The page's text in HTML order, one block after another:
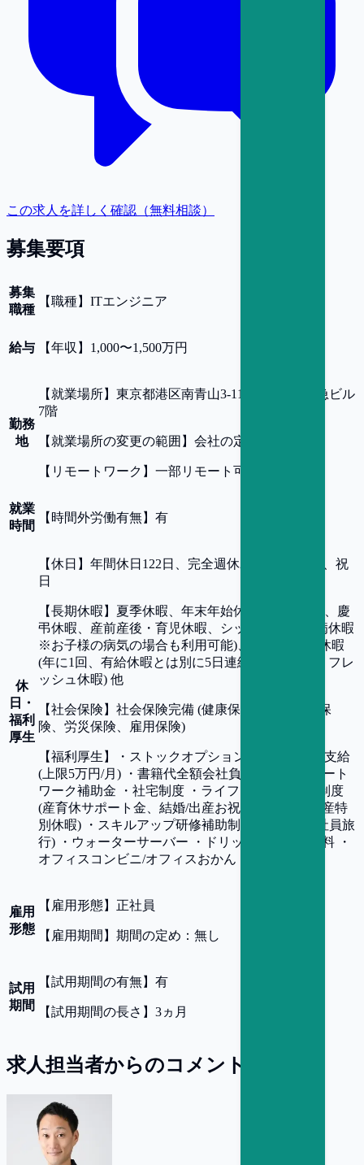
この求人を詳しく確認（無料相談）
募集要項
募集
職種
【職種】 ITエンジニア
給与 【年収 】 1,000〜1,500万円
勤務
地
【 就業場所】 東京都港区南青山3-11-13 新青山東急ビル
7階
【 就業場所の変更の範囲 】 会社の定める事業所
【 リモートワーク 】 一部リモート可
就業
時間
【 時間外労働有無】 有
休
日・
福利
厚生
【休日 】 年間休日122日、完全週休2日制 (土・日)、祝
日
【長期休暇 】 夏季休暇、年末年始休暇、有給休暇、慶
弔休暇、産前産後・育児休暇、シックリーブ(傷病休暇
※お子様の病気の場合も利用可能)、「余白 。」休暇
(年に1回、有給休暇とは別に5日連続取得できるリフレ
ッシュ休暇) 他
【社会保険 】 社会保険完備 (健康保険、厚生年金保
険、労災保険、雇用保険)
【福利厚生 】
・ストックオプション制度・交通費支給
(上限5万円/月) ・書籍代全額会社負担制度 ・リモート
ワーク補助金 ・社宅制度 ・ライフイベント応援制度
(産育休サポート金、結婚/出産お祝い金、結婚/出産特
別休暇) ・スキルアップ研修補助制度 ・eneTrip (社員旅
行) ・ウォーターサーバー ・ドリップコーヒー無料 ・
オフィスコンビニ/オフィスおかん 他
雇用
形態
【 雇用形態】 正社員
【 雇用期間 】 期間の定め：無し
試用
期間
【試用期間の有無】 有
【試用期間の長さ 】 3ヵ月
求人担当者からのコメント